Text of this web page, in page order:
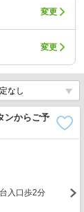
変更
変更
ンからご予
入口歩2分